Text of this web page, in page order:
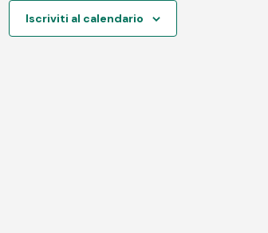
Iscriviti al calendario